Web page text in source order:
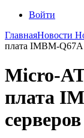
Войти
ГлавнаяНовости
плата IMBM-Q67A
Micro-
плата